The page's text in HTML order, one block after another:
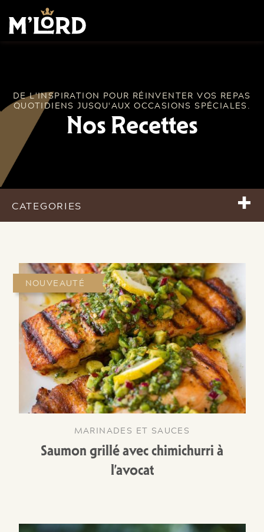
DE L'INSPIRATION POUR RÉINVENTER VOS REPAS
QUOTIDIENS JUSQU'AUX OCCASIONS SPÉCIALES.
Nos Recettes
CATEGORIES +
NOUVEAUTÉ
MARINADES ET SAUCES
Saumon grillé avec chimichurri à
l’avocat